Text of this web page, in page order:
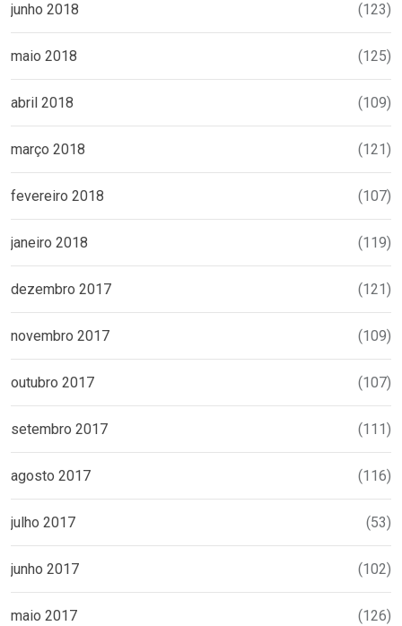
junho 2018 (123)
maio 2018 (125)
abril 2018 (109)
março 2018 (121)
fevereiro 2018 (107)
janeiro 2018 (119)
dezembro 2017 (121)
novembro 2017 (109)
outubro 2017 (107)
setembro 2017 (111)
agosto 2017 (116)
julho 2017 (53)
junho 2017 (102)
maio 2017 (126)